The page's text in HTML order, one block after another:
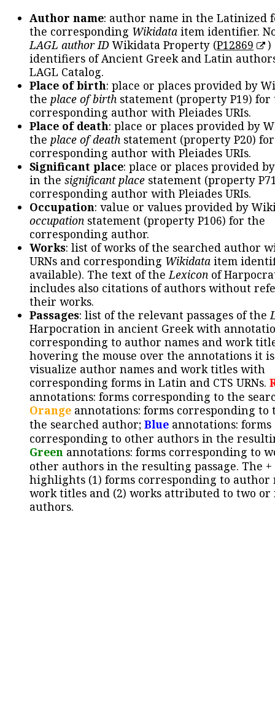
Author name: author name in the Latinized
the corresponding Wikidata item identifier.
LAGL author IDWikidata Property (P12869
)
identifiers of Ancient Greek and Latin
LAGL Catalog.
Place of birth: place or places provided by
the place of birth statement (property P19) for
corresponding author with Pleiades URIs.
Place of death: place or places provided by
the place of death statement (property P20)
corresponding author with Pleiades URIs.
Significant place: place or places provided
in the significant place statement (property
corresponding author with Pleiades URIs.
Occupation: value or values provided by
occupation statement (property P106) for the
corresponding author.
Works: list of works of the searched author
URNs and corresponding Wikidata item
available). The text of theLexicon of
includes also citations of authors without
their works.
Passages: list of the relevant passages of the
Harpocration in ancient Greek with
corresponding to author names and work
hovering the mouse over the annotations it
visualize author names and work titles with
corresponding forms in Latin and CTS URNs.
annotations: forms corresponding to the
Orange annotations: forms corresponding to
the searched author; Blue annotations: forms
corresponding to other authors in the
Green annotations: forms corresponding to
other authors in the resulting passage. The +
highlights (1) forms corresponding to author
work titles and (2) works attributed to two or
authors.